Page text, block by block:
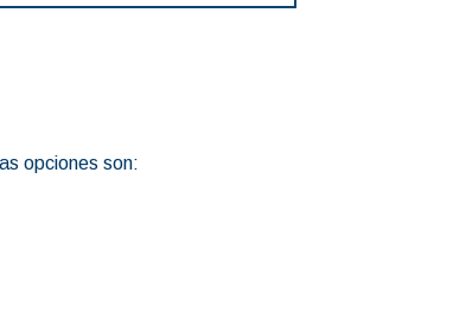
opciones son: